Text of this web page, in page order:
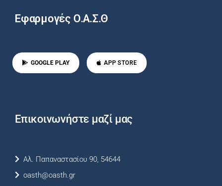
Εφαρμογές Ο.Α.Σ.Θ
GOOGLE PLAY APP STORE
Επικοινωνήστε μαζί μας
Αλ. Παπαναστασίου 90, 54644
oasth@oasth.gr